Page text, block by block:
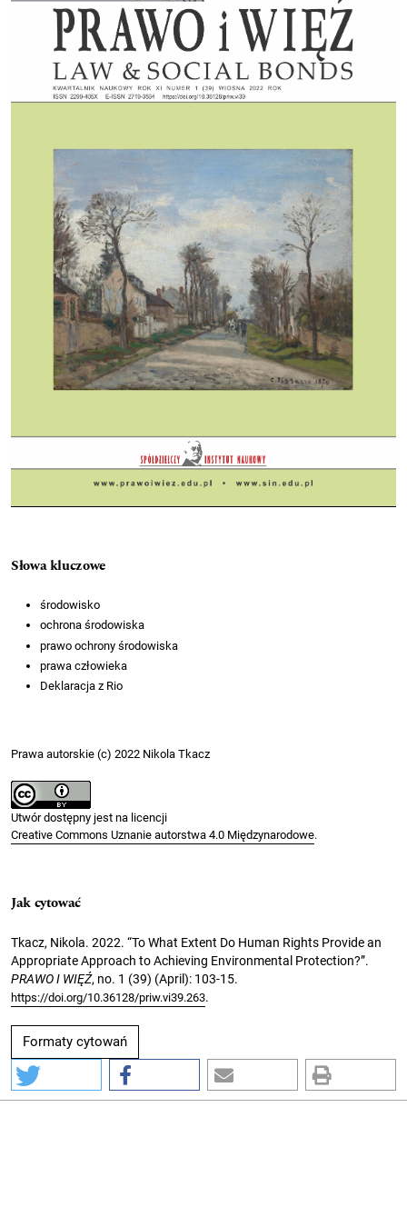
Słowa kluczowe
środowisko
ochrona środowiska
prawo ochrony środowiska
prawa człowieka
Deklaracja z Rio
Prawa autorskie (c) 2022 Nikola Tkacz
Utwór dostępny jest na licencji
Creative Commons Uznanie autorstwa 4.0 Międzynarodowe.
Jak cytować
Tkacz, Nikola. 2022. “To What Extent Do Human Rights Provide an
Appropriate Approach to Achieving Environmental Protection?”.
PRAWO I WIĘŹ, no. 1 (39) (April): 103-15.
https://doi.org/10.36128/priw.vi39.263.
Formaty cytowań